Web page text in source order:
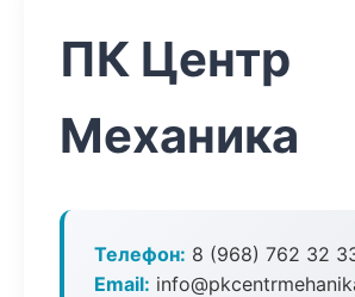
ПК Центр
Механика
Телефон: 8 (968) 762 32
Email: